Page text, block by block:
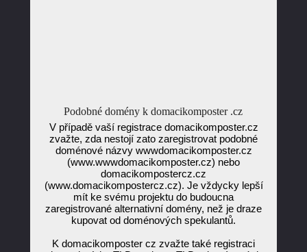
Podobné domény k domacikomposter .cz
V případě vaší registrace domacikomposter.cz
zvažte, zda nestojí zato zaregistrovat podobné
doménové názvy wwwdomacikomposter.cz
(www.wwwdomacikomposter.cz) nebo
domacikompostercz.cz
(www.domacikompostercz.cz). Je vždycky lepší
mít ke svému projektu do budoucna
zaregistrované alternativní domény, než je draze
kupovat od doménových spekulantů.
K domacikomposter cz zvažte také registraci